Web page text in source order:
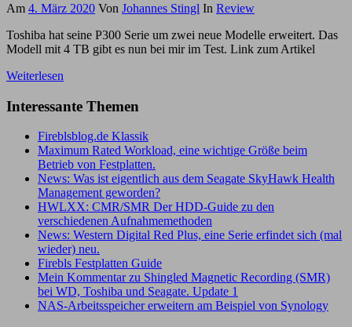
Am 4. März 2020 Von Johannes Stingl In Review
Toshiba hat seine P300 Serie um zwei neue Modelle erweitert. Das
Modell mit 4 TB gibt es nun bei mir im Test. Link zum Artikel
Weiterlesen
Interessante Themen
Fireblsblog.de Klassik
Maximum Rated Workload, eine wichtige Größe beim
Betrieb von Festplatten.
News: Was ist eigentlich aus dem Seagate SkyHawk Health
Management geworden?
HWLXX: CMR/SMR Der HDD-Guide zu den
verschiedenen Aufnahmemethoden
News: Western Digital Red Plus, eine Serie erfindet sich (mal
wieder) neu.
Firebls Festplatten Guide
Mein Kommentar zu Shingled Magnetic Recording (SMR)
bei WD, Toshiba und Seagate. Update 1
NAS-Arbeitsspeicher erweitern am Beispiel von Synology